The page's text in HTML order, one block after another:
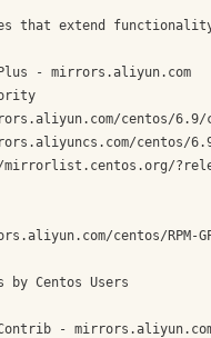
that extend
Plus - mirrors.aliyun.com
centos/6.9/
centos/
centos/RPM-
by Centos Users
Contrib -